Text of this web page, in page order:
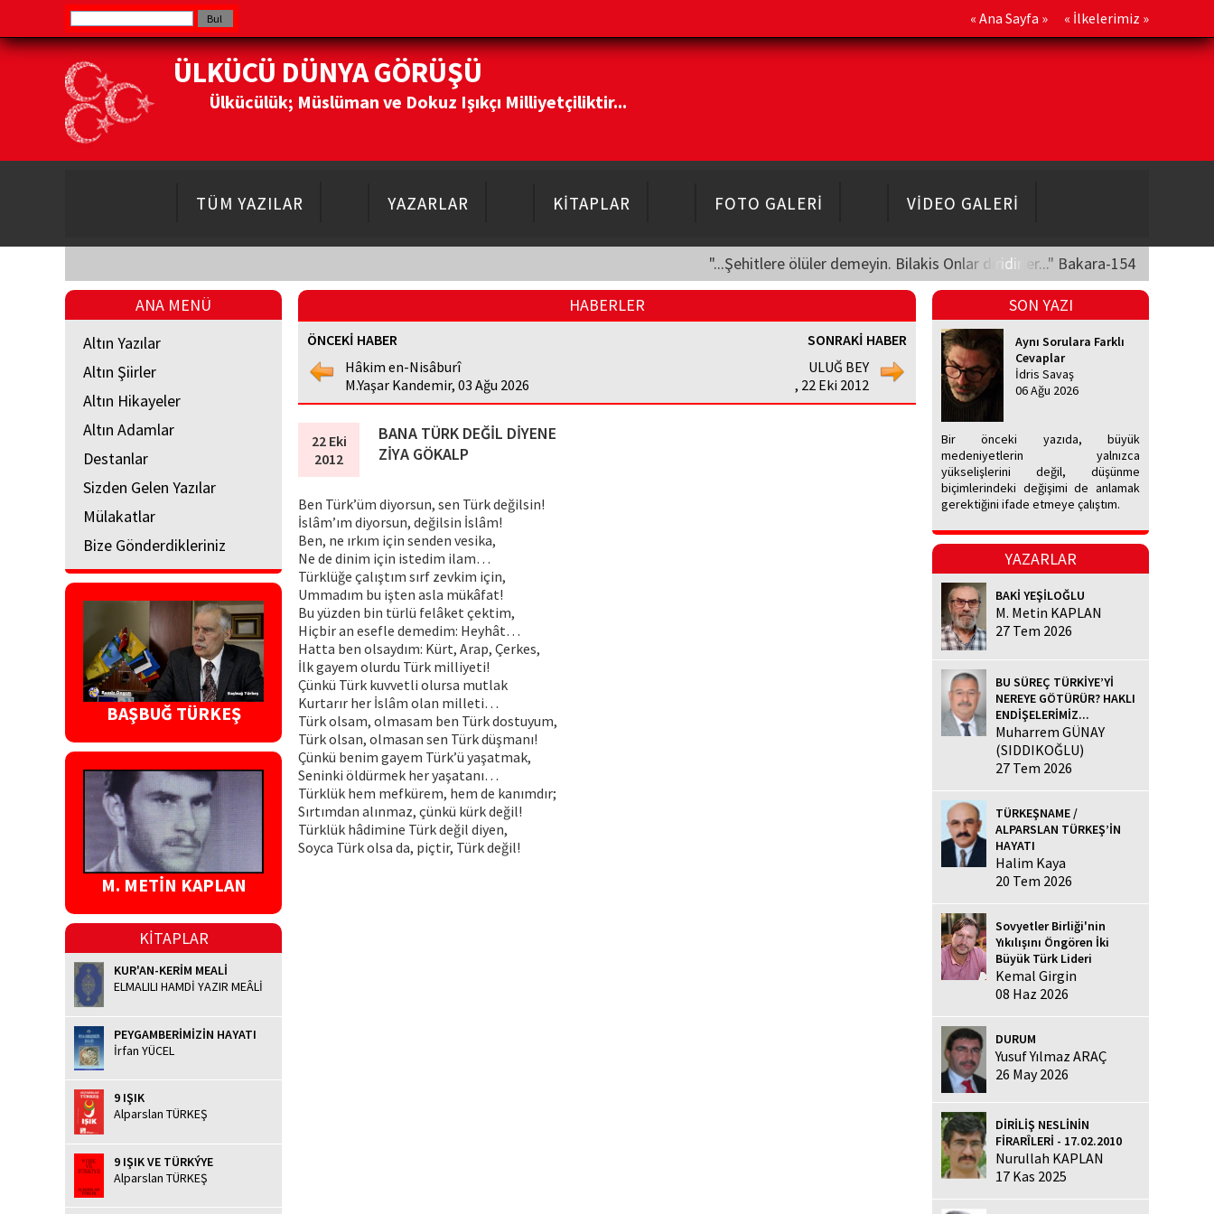
« Ana Sayfa » « İlkelerimiz »
ÜLKÜCÜ DÜNYA GÖRÜŞÜ
Ülkücülük; Müslüman ve Dokuz Işıkçı Milliyetçiliktir...
TÜM YAZILAR YAZARLAR KİTAPLAR FOTO GALERİ VİDEO GALERİ
"...Şehitlere ölüler demeyin. Bilakis Onlar diridirler..." Bakara-154
ANA MENÜ
Altın Yazılar
Altın Şiirler
Altın Hikayeler
Altın Adamlar
Destanlar
Sizden Gelen Yazılar
Mülakatlar
Bize Gönderdikleriniz
BAŞBUĞ TÜRKEŞ
M. METİN KAPLAN
KİTAPLAR
KUR'AN-KERİM MEALİ
ELMALILI HAMDİ YAZIR MEÂLİ
PEYGAMBERİMİZİN HAYATI
İrfan YÜCEL
9 IŞIK
Alparslan TÜRKEŞ
9 IŞIK VE TÜRKÝYE
Alparslan TÜRKEŞ
HABERLER
ÖNCEKİ HABER
Hâkim en-Nisâburî
M.Yaşar Kandemir, 03 Ağu 2026
SONRAKİ HABER
ULUĞ BEY
, 22 Eki 2012
22 Eki
2012
BANA TÜRK DEĞİL DİYENE
ZİYA GÖKALP
Ben Türk’üm diyorsun, sen Türk değilsin!
İslâm’ım diyorsun, değilsin İslâm!
Ben, ne ırkım için senden vesika,
Ne de dinim için istedim ilam…
Türklüğe çalıştım sırf zevkim için,
Ummadım bu işten asla mükâfat!
Bu yüzden bin türlü felâket çektim,
Hiçbir an esefle demedim: Heyhât…
Hatta ben olsaydım: Kürt, Arap, Çerkes,
İlk gayem olurdu Türk milliyeti!
Çünkü Türk kuvvetli olursa mutlak
Kurtarır her İslâm olan milleti…
Türk olsam, olmasam ben Türk dostuyum,
Türk olsan, olmasan sen Türk düşmanı!
Çünkü benim gayem Türk’ü yaşatmak,
Seninki öldürmek her yaşatanı…
Türklük hem mefkürem, hem de kanımdır;
Sırtımdan alınmaz, çünkü kürk değil!
Türklük hâdimine Türk değil diyen,
Soyca Türk olsa da, piçtir, Türk değil!
SON YAZI
Aynı Sorulara Farklı
Cevaplar
İdris Savaş
06 Ağu 2026
Bir önceki yazıda, büyük
medeniyetlerin yalnızca
yükselişlerini değil, düşünme
biçimlerindeki değişimi de anlamak
gerektiğini ifade etmeye çalıştım.
YAZARLAR
BAKİ YEŞİLOĞLU
M. Metin KAPLAN
27 Tem 2026
BU SÜREÇ TÜRKİYE’Yİ
NEREYE GÖTÜRÜR? HAKLI
ENDİŞELERİMİZ...
Muharrem GÜNAY
(SIDDIKOĞLU)
27 Tem 2026
TÜRKEŞNAME /
ALPARSLAN TÜRKEŞ’İN
HAYATI
Halim Kaya
20 Tem 2026
Sovyetler Birliği'nin
Yıkılışını Öngören İki
Büyük Türk Lideri
Kemal Girgin
08 Haz 2026
DURUM
Yusuf Yılmaz ARAÇ
26 May 2026
DİRİLİŞ NESLİNİN
FİRARÎLERİ - 17.02.2010
Nurullah KAPLAN
17 Kas 2025